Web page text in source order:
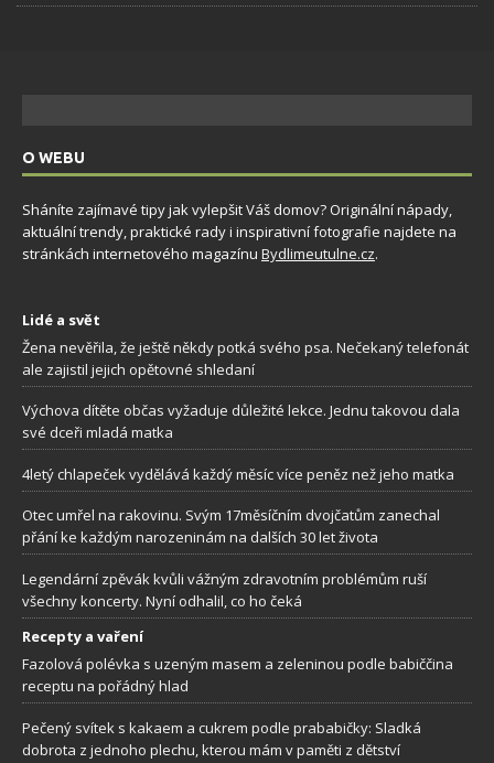
O WEBU
Sháníte zajímavé tipy jak vylepšit Váš domov? Originální nápady,
aktuální trendy, praktické rady i inspirativní fotografie najdete na
stránkách internetového magazínu Bydlimeutulne.cz.
Lidé a svět
Žena nevěřila, že ještě někdy potká svého psa. Nečekaný telefonát
ale zajistil jejich opětovné shledaní
Výchova dítěte občas vyžaduje důležité lekce. Jednu takovou dala
své dceři mladá matka
4letý chlapeček vydělává každý měsíc více peněz než jeho matka
Otec umřel na rakovinu. Svým 17měsíčním dvojčatům zanechal
přání ke každým narozeninám na dalších 30 let života
Legendární zpěvák kvůli vážným zdravotním problémům ruší
všechny koncerty. Nyní odhalil, co ho čeká
Recepty a vaření
Fazolová polévka s uzeným masem a zeleninou podle babiččina
receptu na pořádný hlad
Pečený svítek s kakaem a cukrem podle prababičky: Sladká
dobrota z jednoho plechu, kterou mám v paměti z dětství